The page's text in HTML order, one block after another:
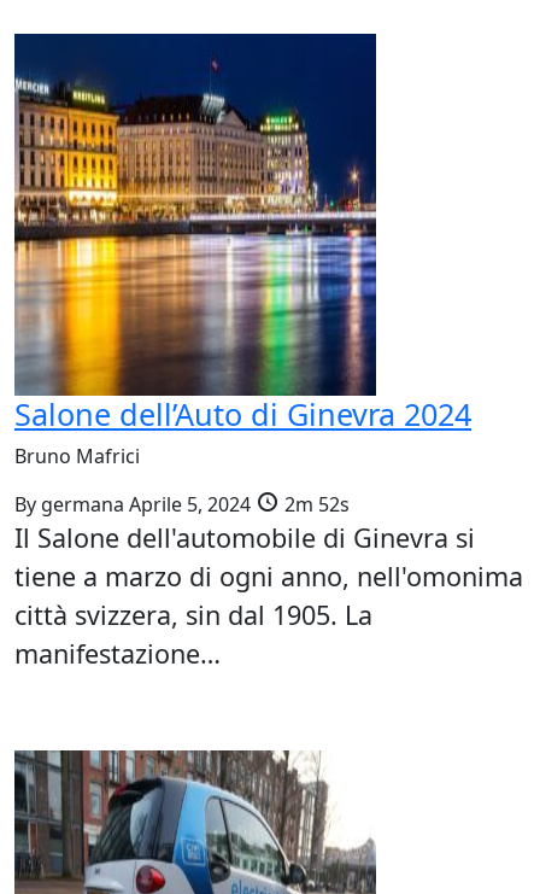
Salone dell’Auto di Ginevra 2024
Bruno Mafrici
By germana Aprile 5, 2024 2m 52s
Il Salone dell'automobile di Ginevra si
tiene a marzo di ogni anno, nell'omonima
città svizzera, sin dal 1905. La
manifestazione…